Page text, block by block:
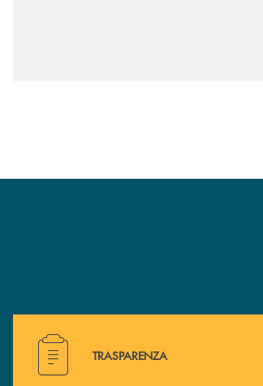
Hai bisogno di alcuni documenti ?
TRASPARENZA